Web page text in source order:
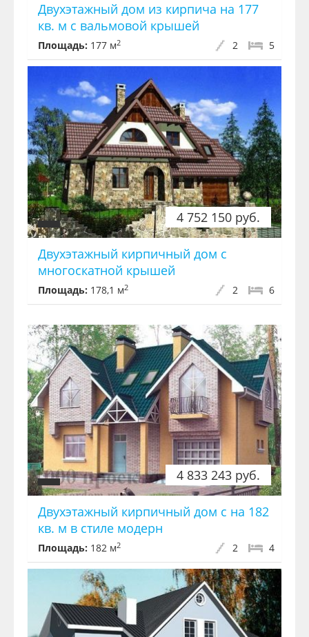
Двухэтажный дом из кирпича на 177
кв. м с вальмовой крышей
Площадь: 177 м2 5
2
4 752 150 руб.
Двухэтажный кирпичный дом с
многоскатной крышей
Площадь: 178,1 м2 6
2
4 833 243 руб.
Двухэтажный кирпичный дом с на 182
кв. м в стиле модерн
Площадь: 182 м2 4
2